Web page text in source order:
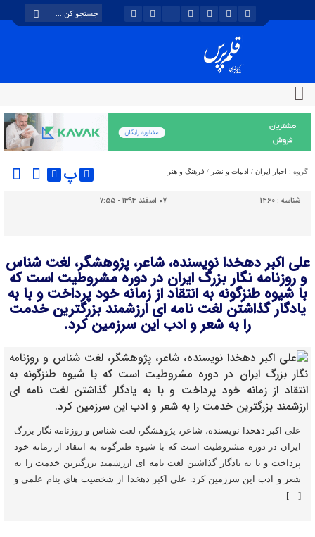
گروه : اخبار ایران / ادبیات و نشر / فرهنگ و هنر پ
شناسه : 1460 ۰۷ اسفند ۱۳۹۴ - ۷:۵۵
علی اکبر دهخدا نویسنده، شاعر، پژوهشگر، لغت شناس
و روزنامه نگار بزرگ ایران در دوره مشروطیت است که
با شیوه طنزگونه به انتقاد از زمانه خود پرداخت و با به
یادگار گذاشتن لغت نامه ای ارزشمند بزرگترین خدمت
را به شعر و ادب این سرزمین کرد.
علی اکبر دهخدا نویسنده، شاعر، پژوهشگر، لغت شناس و روزنامه نگار بزرگ
ایران در دوره مشروطیت است که با شیوه طنزگونه به انتقاد از زمانه خود
پرداخت و با به یادگار گذاشتن لغت نامه ای ارزشمند بزرگترین خدمت را به
شعر و ادب این سرزمین کرد. علی اکبر دهخدا از شخصیت های بنام علمی و
[…]